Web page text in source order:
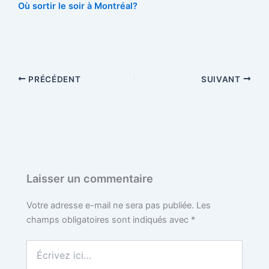
Où sortir le soir à Montréal?
PRÉCÉDENT SUIVANT
Laisser un commentaire
Votre adresse e-mail ne sera pas publiée. Les
champs obligatoires sont indiqués avec *
ici…